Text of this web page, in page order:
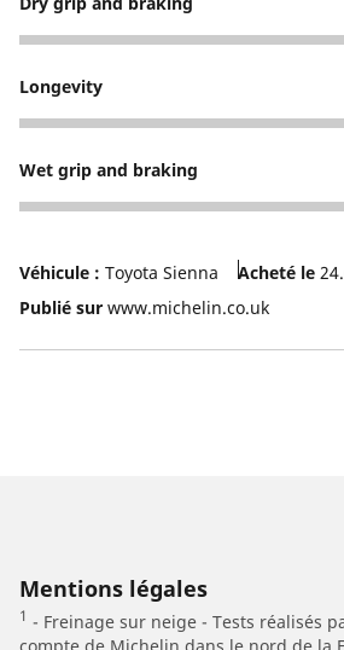
5
Longevity
5
Wet grip and braking
5
Véhicule : Toyota Sienna Acheté le
Publié sur www.michelin.co.uk
Mentions légales
1 - Freinage sur neige - Tests réalisés